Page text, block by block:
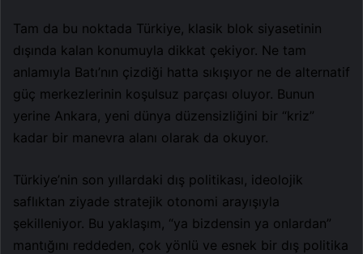
Tam da bu noktada Türkiye, klasik blok siyasetinin
dışında kalan konumuyla dikkat çekiyor. Ne tam
anlamıyla Batı’nın çizdiği hatta sıkışıyor ne de alternatif
güç merkezlerinin koşulsuz parçası oluyor. Bunun
yerine Ankara, yeni dünya düzensizliğini bir “kriz”
kadar bir manevra alanı olarak da okuyor.
Türkiye’nin son yıllardaki dış politikası, ideolojik
saflıktan ziyade stratejik otonomi arayışıyla
şekilleniyor. Bu yaklaşım, “ya bizdensin ya onlardan”
mantığını reddeden, çok yönlü ve esnek bir dış politika